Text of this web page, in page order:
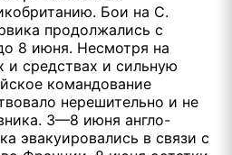
Бои на С.
продолжались с
8 июня. Несмотря на
и средствах и сильную
командование
нерешительно и не
3—8 июня англо-
эвакуировались в связи с